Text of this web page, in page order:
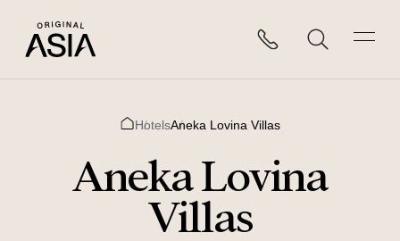
HotelsAneka Lovina Villas
Aneka Lovina
Villas